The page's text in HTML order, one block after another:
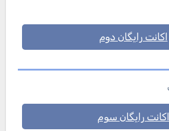
اکانت رایگان دوم
اکانت رایگان سوم